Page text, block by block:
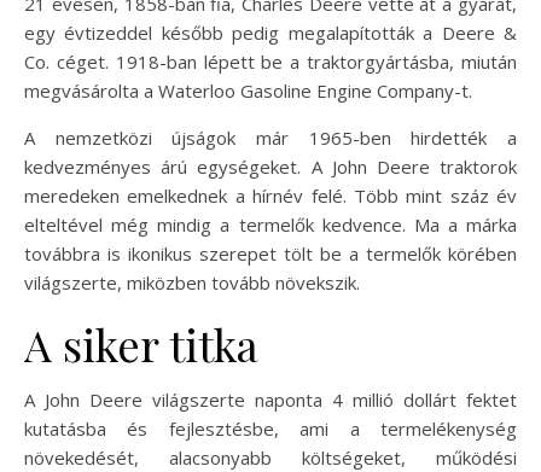
egy évtizeddel később pedig megalapították a Deere &
Co. céget. 1918-ban lépett be a traktorgyártásba, miután
megvásárolta a Waterloo Gasoline Engine Company-t.
A nemzetközi újságok már 1965-ben hirdették a
kedvezményes árú egységeket. A John Deere traktorok
meredeken emelkednek a hírnév felé. Több mint száz év
elteltével még mindig a termelők kedvence. Ma a márka
továbbra is ikonikus szerepet tölt be a termelők körében
világszerte, miközben tovább növekszik.
A siker titka
A John Deere világszerte naponta 4 millió dollárt fektet
kutatásba és fejlesztésbe, ami a termelékenység
növekedését, alacsonyabb költségeket, működési